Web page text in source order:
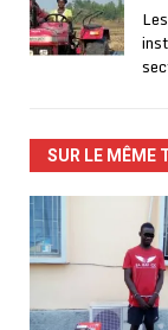
SUR LE MÊME